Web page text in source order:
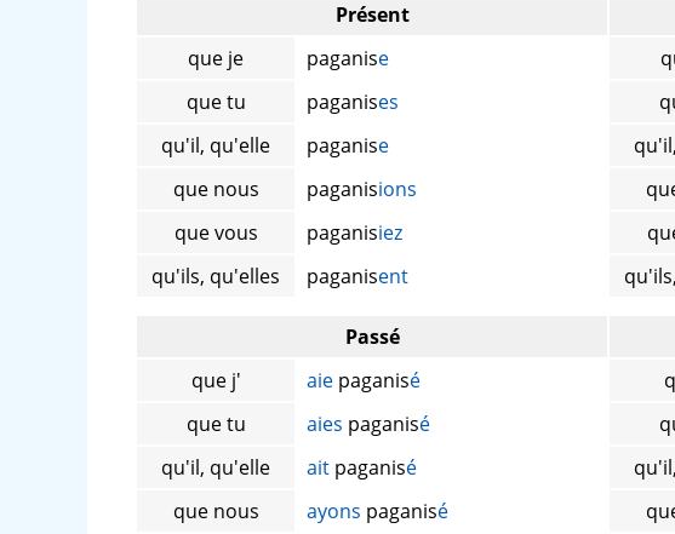
Présent
que je
paganise
que tu
paganises
qu'il, qu'elle
paganise
que nous
paganisions
que vous
paganisiez
qu'ils, qu'elles
paganisent
Passé
que j'
aie paganisé
que tu
aies paganisé
qu'il, qu'elle
ait paganisé
que nous
ayons paganisé